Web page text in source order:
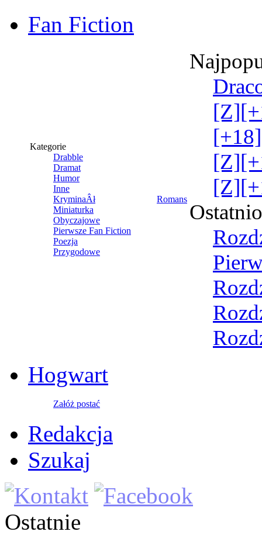
Fan Fiction
Kategorie
Drabble
Dramat
Humor
Inne
KryminaÂł
Miniaturka
Obyczajowe
Pierwsze Fan Fiction
Poezja
Przygodowe
Romans
Hogwart
Załóż postać
Redakcja
Szukaj
Ostatnie